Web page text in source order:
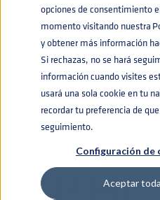
opciones de consentimiento
momento visitando nuestra
y obtener más información
Si rechazas, no se hará
información cuando visites
usará una sola cookie en tu
recordar tu preferencia de
seguimiento.
Configuración de
Aceptar
EVENTOS